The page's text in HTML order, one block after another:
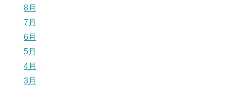
8月
7月
6月
5月
4月
3月